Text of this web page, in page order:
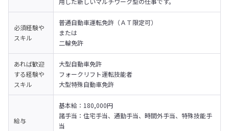
必須経験や
スキル
普通自動車運転免許（ＡＴ限定可）
または
二輪免許
あれば歓迎
する経験や
スキル
大型自動車免許
フォークリフト運転技能者
大型特殊自動車免許
給与
基本給：180,000円
諸手当：住宅手当、通勤手当、時間外手当、特殊技能手
当